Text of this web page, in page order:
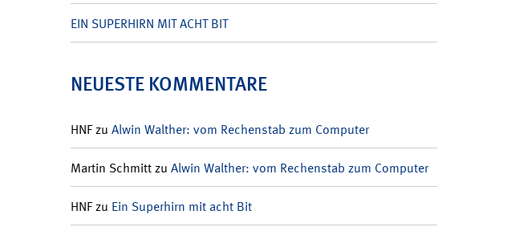
EIN SUPERHIRN MIT ACHT BIT
NEUESTE KOMMENTARE
HNFzu Alwin Walther: vom Rechenstab zum Computer
Martin Schmittzu Alwin Walther: vom Rechenstab zum Computer
HNFzu Ein Superhirn mit acht Bit